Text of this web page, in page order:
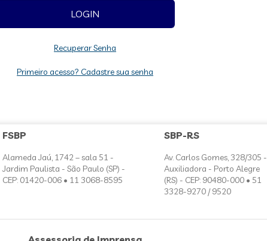
Recuperar Senha
Primeiro acesso? Cadastre sua senha
FSBP
Alameda Jaú, 1742 – sala 51 -
Jardim Paulista - São Paulo (SP) -
CEP: 01420-006 • 11 3068-8595
SBP-RS
Av. Carlos Gomes, 328/305 -
Auxiliadora - Porto Alegre
(RS) - CEP: 90480-000 • 51
3328-9270 / 9520